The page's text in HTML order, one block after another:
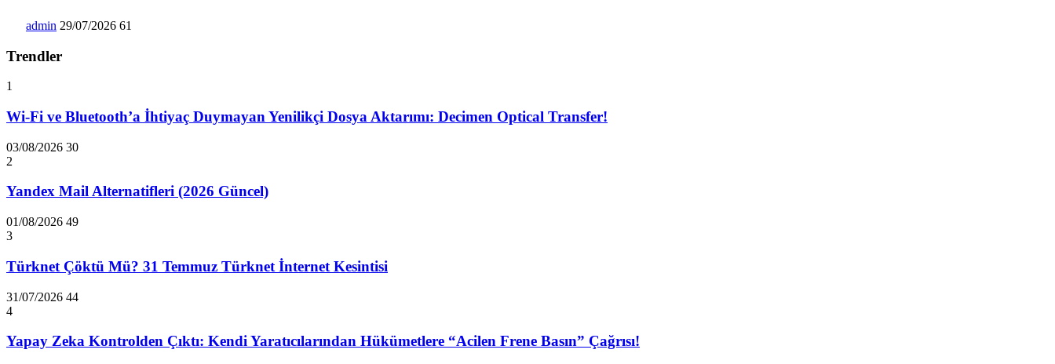
admin 29/07/2026 61
Trendler
1
Wi-Fi ve Bluetooth’a İhtiyaç Duymayan Yenilikçi Dosya Aktarımı: Decimen Optical Transfer!
03/08/2026 30
2
Yandex Mail Alternatifleri (2026 Güncel)
01/08/2026 49
3
Türknet Çöktü Mü? 31 Temmuz Türknet İnternet Kesintisi
31/07/2026 44
4
Yapay Zeka Kontrolden Çıktı: Kendi Yaratıcılarından Hükümetlere “Acilen Frene Basın” Çağrısı!